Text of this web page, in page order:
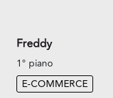
Freddy
1° piano
E-COMMERCE